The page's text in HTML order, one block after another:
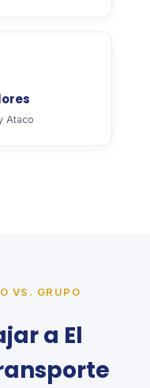
Ataco
VS. GRUPO
a El